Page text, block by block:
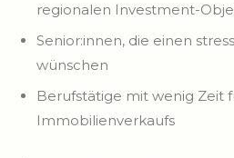
regionalen Investment-
Senior:innen, die einen
wünschen
Berufstätige mit wenig Zeit
Immobilienverkaufs